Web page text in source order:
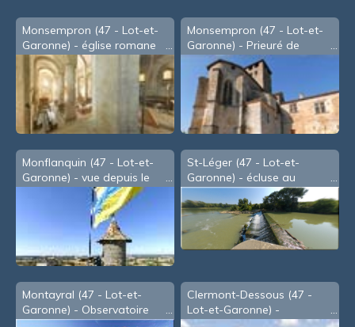
Monsempron (47 - Lot-et-
Garonne) - église romane
de Saint-Géraud
Monsempron (47 - Lot-et-
Garonne) - Prieuré de
bénédictins Saint-Géraud
Monflanquin (47 - Lot-et-
Garonne) - vue depuis le
St-Léger (47 - Lot-et-
Garonne) - écluse au
conflent de la Baïse et la
Garonne (2009)
Montayral (47 - Lot-et-
Garonne) - Observatoire
Clermont-Dessous (47 -
Lot-et-Garonne) -